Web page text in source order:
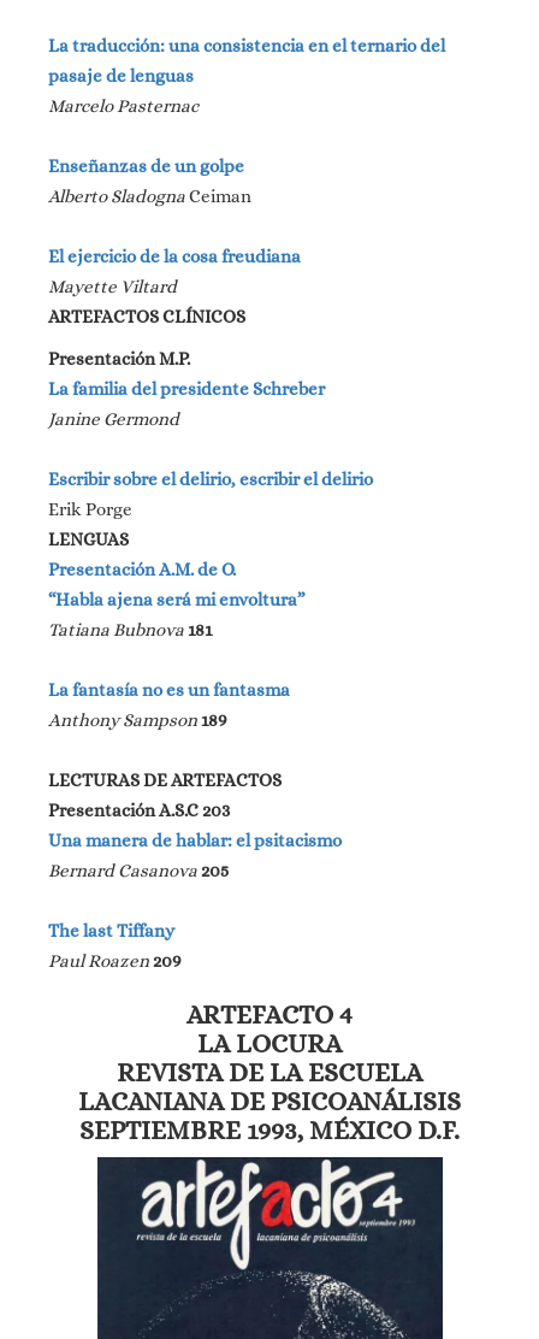
La traducción: una consistencia en el ternario del
pasaje de lenguas
Marcelo Pasternac
Enseñanzas de un golpe
Alberto SladognaCeiman
El ejercicio de la cosa freudiana
Mayette Viltard
ARTEFACTOS CLÍNICOS
PresentaciónM.P.
La familia del presidente Schreber
Janine Germond
Escribir sobre el delirio, escribir el delirio
Erik Porge
LENGUAS
PresentaciónA.M. de O.
“Habla ajena será mi envoltura”
Tatiana Bubnova181
La fantasía no es un fantasma
Anthony Sampson189
LECTURAS DE ARTEFACTOS
PresentaciónA.S.C203
Una manera de hablar: el psitacismo
Bernard Casanova205
The last Tiffany
Paul Roazen209
ARTEFACTO 4
LA LOCURA
REVISTA DE LA ESCUELA
LACANIANA DE PSICOANÁLISIS
SEPTIEMBRE 1993, MÉXICO D.F.